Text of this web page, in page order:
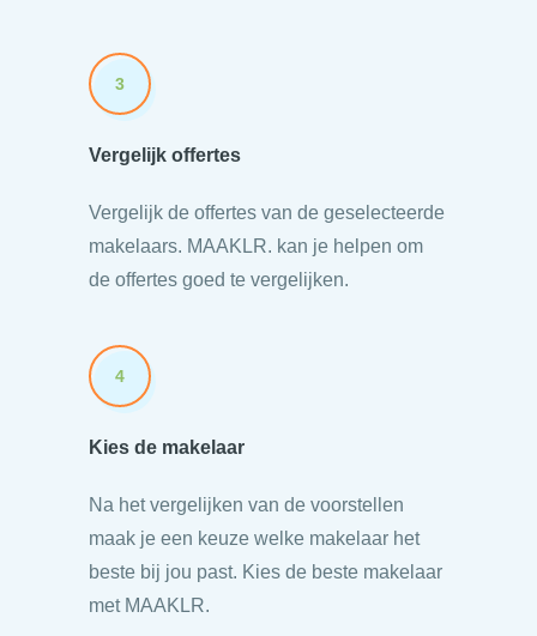
3
Vergelijk offertes
Vergelijk de offertes van de geselecteerde
makelaars. MAAKLR. kan je helpen om
de offertes goed te vergelijken.
4
Kies de makelaar
Na het vergelijken van de voorstellen
maak je een keuze welke makelaar het
beste bij jou past. Kies de beste makelaar
met MAAKLR.